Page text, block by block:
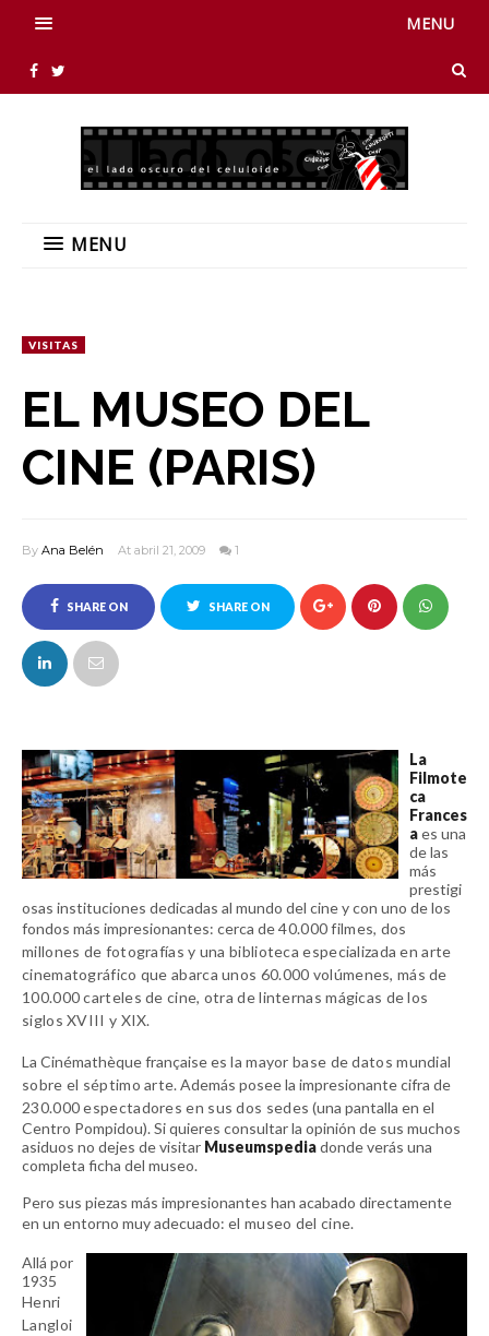
MENU
MENU
VISITAS
EL MUSEO DEL
CINE (PARIS)
By Ana Belén At abril 21, 2009 1
SHARE ON
FACEBOOK
SHARE ON
La
Filmote
ca
Frances
aes una
de las
más
prestigi
osas instituciones dedicadas al mundo del cine y con uno de los
fondos más impresionantes: cerca de40.000 filmes, dos
millones de fotografías y una biblioteca especializada en arte
cinematográfico que abarca unos 60.000 volúmenes, más de
100.000 carteles de cine, otra de linternas mágicas de los
siglos XVIII y XIX.
La Cinémathèque française es la mayor base de datos mundial
sobre el séptimo arte. Además posee la impresionante cifra de
230.000 espectadores en sus dos sedes (una pantalla en el
Centro Pompidou). Si quieres consultar la opinión de sus muchos
asiduos no dejes de visitar Museumspediadonde verás una
completa ficha del museo.
Pero sus piezas más impresionantes han acabado directamente
en un entorno muy adecuado: el museo del cine.
Allá por
1935
Henri
Langloi